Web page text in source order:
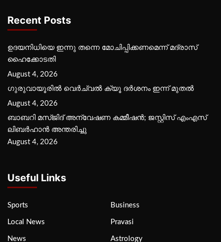
Recent Posts
ഉദയനിധിയെ ഇന്നു തന്നെ മോചിപ്പിക്കണമെന്ന് മദ്രാസ്
ഹൈക്കോടതി
August 4, 2026
ഗുരുവായൂരില്‍ വെര്‍ച്വല്‍ ക്യൂ ദര്‍ശനം ഇന്ന് മുതല്‍
August 4, 2026
ബാബറി മസ്ജിദ് അന്വേഷണ കമ്മീഷന്‍; ജസ്റ്റിസ് എംഎസ്
ലിബര്‍ഹാന്‍ അന്തരിച്ചു
August 4, 2026
Useful Links
Sports Business
Local News Pravasi
News Astrology